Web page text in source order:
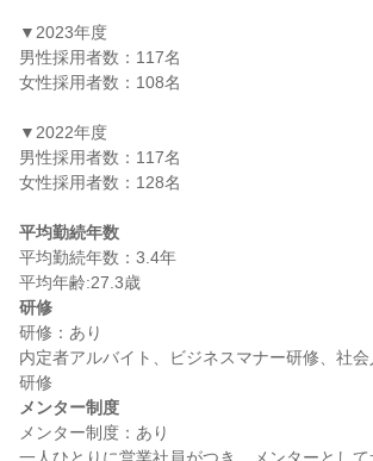
▼2023年度
男性採用者数：117名
女性採用者数：108名
▼2022年度
男性採用者数：117名
女性採用者数：128名
平均勤続年数
平均勤続年数：3.4年
研修
研修：あり
内定者アルバイト、ビジネスマナー研修、社
メンター制度
メンター制度：あり